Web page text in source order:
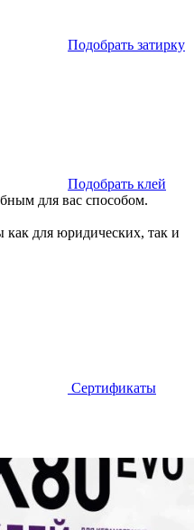
Подобрать затирку
Подобрать клей
для вас способом.
для юридических, так и
Сертификаты